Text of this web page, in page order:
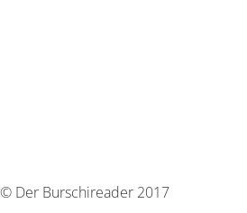
© Der Burschireader 2017